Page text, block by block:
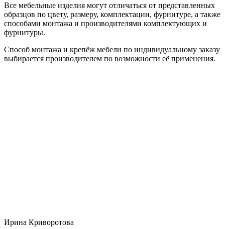
Все мебельные изделия могут отличаться от представленных
образцов по цвету, размеру, комплектации, фурнитуре, а также
способами монтажа и производителями комплектующих и
фурнитуры.
Способ монтажа и крепёж мебели по индивидуальному заказу
выбирается производителем по возможности её применения.
Ирина Криворотова